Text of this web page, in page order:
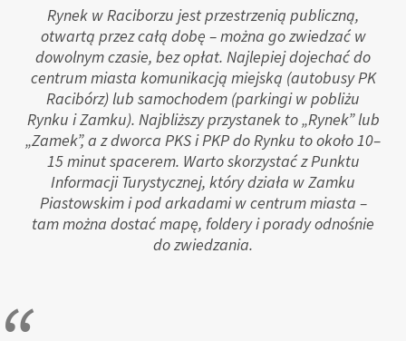
Rynek w Raciborzu jest przestrzenią publiczną,
otwartą przez całą dobę – można go zwiedzać w
dowolnym czasie, bez opłat. Najlepiej dojechać do
centrum miasta komunikacją miejską (autobusy PK
Racibórz) lub samochodem (parkingi w pobliżu
Rynku i Zamku). Najbliższy przystanek to „Rynek” lub
„Zamek”, a z dworca PKS i PKP do Rynku to około 10–
15 minut spacerem. Warto skorzystać z Punktu
Informacji Turystycznej, który działa w Zamku
Piastowskim i pod arkadami w centrum miasta –
tam można dostać mapę, foldery i porady odnośnie
do zwiedzania.